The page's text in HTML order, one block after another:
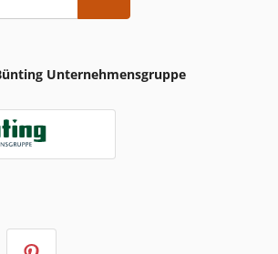
Unternehmensgruppe